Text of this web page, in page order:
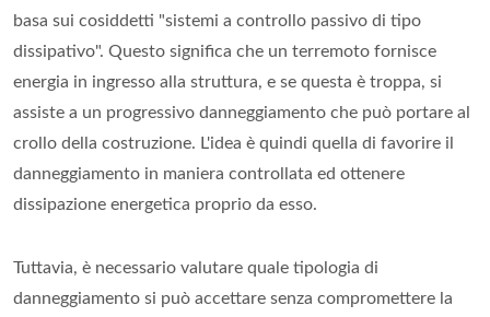
basa sui cosiddetti "sistemi a controllo passivo di tipo
dissipativo". Questo significa che un terremoto fornisce
energia in ingresso alla struttura, e se questa è troppa, si
assiste a un progressivo danneggiamento che può portare al
crollo della costruzione. L'idea è quindi quella di favorire il
danneggiamento in maniera controllata ed ottenere
dissipazione energetica proprio da esso.
Tuttavia, è necessario valutare quale tipologia di
danneggiamento si può accettare senza compromettere la